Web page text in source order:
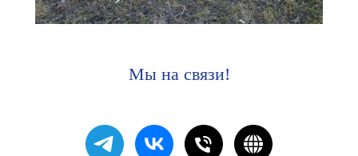
Мы на связи!